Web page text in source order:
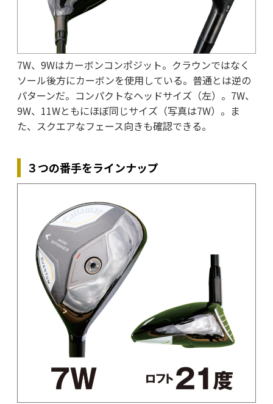
7W、9Wはカーボンコンポジット。クラウンではなく
ソール後方にカーボンを使用している。普通とは逆の
パターンだ。コンパクトなヘッドサイズ（左）。7W、
9W、11Wともにほぼ同じサイズ（写真は7W）。ま
た、スクエアなフェース向きも確認できる。
３つの番手をラインナップ